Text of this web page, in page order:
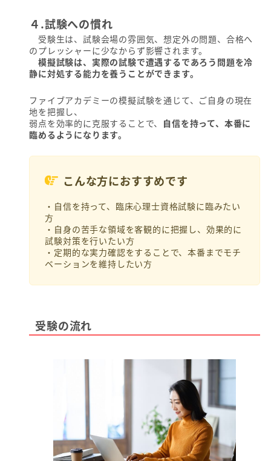
４.試験への慣れ
受験生は、試験会場の雰囲気、想定外の問題、合格へ
のプレッシャーに少なからず影響されます。
模擬試験は、実際の試験で遭遇するであろう問題を冷
静に対処する能力を養うことができます。
ファイブアカデミーの模擬試験を通じて、ご自身の現在
地を把握し、
弱点を効率的に克服することで、 自信を持って、本番に
臨めるようになります。
こんな方におすすめです
・自信を持って、臨床心理士資格試験に臨みたい
方
・自身の苦手な領域を客観的に把握し、効果的に
試験対策を行いたい方
・定期的な実力確認をすることで、本番までモチ
ベーションを維持したい方
受験の流れ